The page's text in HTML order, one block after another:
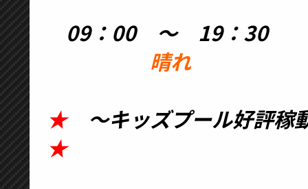
09：00 ～ 19：30
晴れ
★～キッズプール好評
★